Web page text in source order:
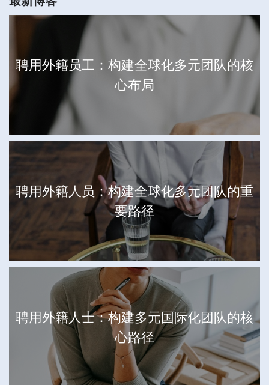
聘用外籍员工：构建全球化多元团队的核
心布局
聘用外籍人员：构建全球化多元团队的重
要路径
聘用外籍人士：构建多元国际化团队的核
心路径